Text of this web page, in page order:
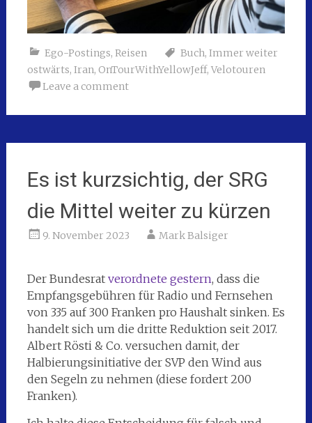
Ego-Postings, Reisen Buch, Immer weiter
ostwärts, Iran, OnTourWithYellowJeff, Velotouren
Leave a comment
Es ist kurzsichtig, der SRG
die Mittel weiter zu kürzen
9. November 2023 Mark Balsiger
Der Bundesrat verordnete gestern, dass die
Empfangsgebühren für Radio und Fernsehen
von 335 auf 300 Franken pro Haushalt sinken. Es
handelt sich um die dritte Reduktion seit 2017.
Albert Rösti & Co. versuchen damit, der
Halbierungsinitiative der SVP den Wind aus
den Segeln zu nehmen (diese fordert 200
Franken).